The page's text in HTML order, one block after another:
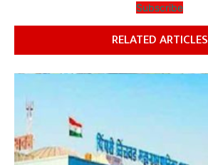
Subscribe
RELATED ARTICLES